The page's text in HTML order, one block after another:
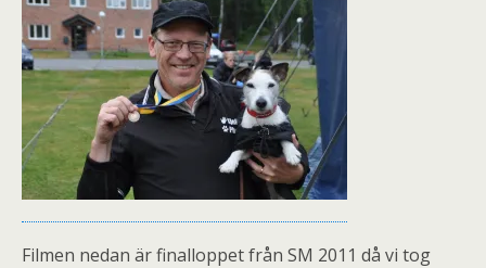
Filmen nedan är finalloppet från SM 2011 då vi tog